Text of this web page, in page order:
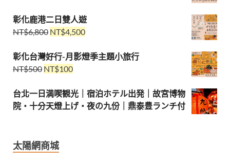
彰化鹿港二日雙人遊
NT$6,800 NT$4,500
彰化台灣好行-月影燈季主題小旅行
NT$500 NT$100
台北一日満喫観光｜宿泊ホテル出発｜故宮博物
院・十分天燈上げ・夜の九份｜鼎泰豊ランチ付
太陽網商城